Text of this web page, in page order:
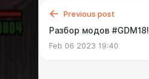
Previous post
Разбор модов #GDM18!
Feb 06 2023 19:40